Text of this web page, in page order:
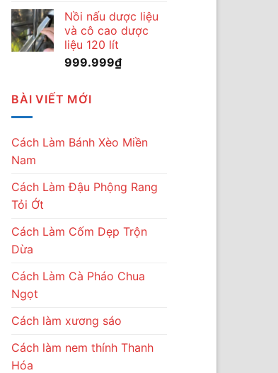
Nồi nấu dược liệu
và cô cao dược
liệu 120 lít
999.999₫
BÀI VIẾT MỚI
Cách Làm Bánh Xèo Miền
Nam
Cách Làm Đậu Phộng Rang
Tỏi Ớt
Cách Làm Cốm Dẹp Trộn
Dừa
Cách Làm Cà Pháo Chua
Ngọt
Cách làm xương sáo
Cách làm nem thính Thanh
Hóa